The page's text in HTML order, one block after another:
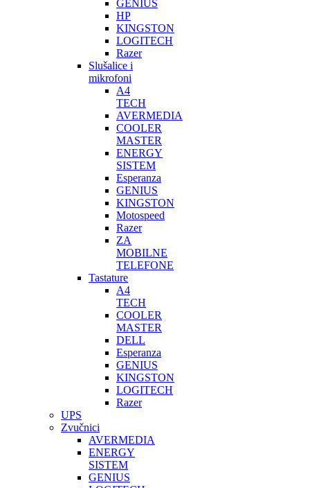
GENIUS
HP
KINGSTON
LOGITECH
Razer
Slušalice i
mikrofoni
A4
TECH
AVERMEDIA
COOLER
MASTER
ENERGY
SISTEM
Esperanza
GENIUS
KINGSTON
Motospeed
Razer
ZA
MOBILNE
TELEFONE
Tastature
A4
TECH
COOLER
MASTER
DELL
Esperanza
GENIUS
KINGSTON
LOGITECH
Razer
UPS
Zvučnici
AVERMEDIA
ENERGY
SISTEM
GENIUS